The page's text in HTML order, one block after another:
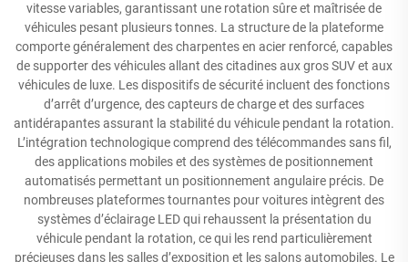
vitesse variables, garantissant une rotation sûre et maîtrisée de
véhicules pesant plusieurs tonnes. La structure de la plateforme
comporte généralement des charpentes en acier renforcé, capables
de supporter des véhicules allant des citadines aux gros SUV et aux
véhicules de luxe. Les dispositifs de sécurité incluent des fonctions
d’arrêt d’urgence, des capteurs de charge et des surfaces
antidérapantes assurant la stabilité du véhicule pendant la rotation.
L’intégration technologique comprend des télécommandes sans fil,
des applications mobiles et des systèmes de positionnement
automatisés permettant un positionnement angulaire précis. De
nombreuses plateformes tournantes pour voitures intègrent des
systèmes d’éclairage LED qui rehaussent la présentation du
véhicule pendant la rotation, ce qui les rend particulièrement
précieuses dans les salles d’exposition et les salons automobiles. Le